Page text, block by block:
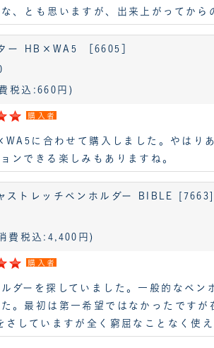
、とも思いますが、出来上がってから
ー HB×WA5 ［6605］
税込:660円)
購入者
に合わせて購入しました。やはり
ンできる楽しみもありますね。
ストレッチペンホルダー BIBLE [7663]
費税込:4,400円)
購入者
ダーを探していました。一般的なペ
。最初は第一希望ではなかったです
さしていますが全く窮屈なことなく使